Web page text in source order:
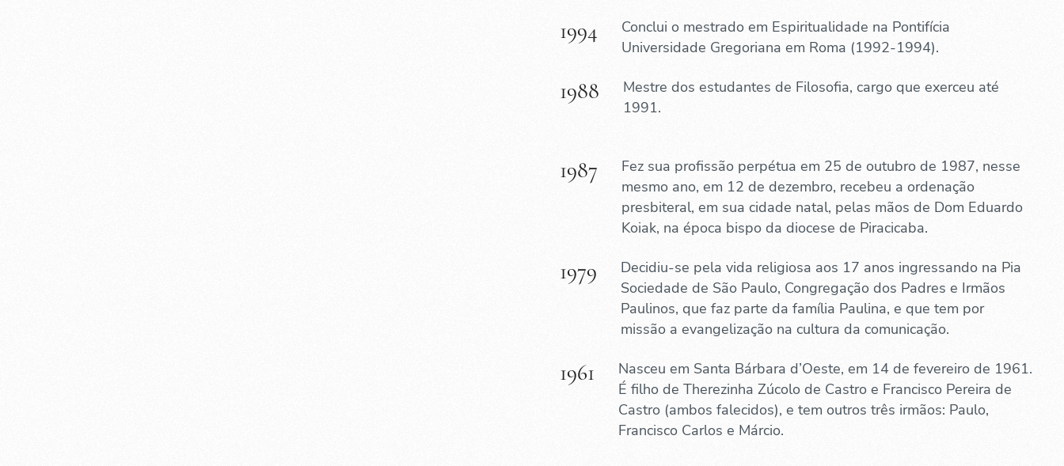
1994
Conclui o mestrado em Espiritualidade na Pontifícia
Universidade Gregoriana em Roma (1992-1994).
1988
Mestre dos estudantes de Filosofia, cargo que exerceu até
1991.
1987
Fez sua profissão perpétua em 25 de outubro de 1987, nesse
mesmo ano, em 12 de dezembro, recebeu a ordenação
presbiteral, em sua cidade natal, pelas mãos de Dom Eduardo
Koiak, na época bispo da diocese de Piracicaba.
1979
Decidiu-se pela vida religiosa aos 17 anos ingressando na Pia
Sociedade de São Paulo, Congregação dos Padres e Irmãos
Paulinos, que faz parte da família Paulina, e que tem por
missão a evangelização na cultura da comunicação.
1961
Nasceu em Santa Bárbara d’Oeste, em 14 de fevereiro de 1961.
É filho de Therezinha Zúcolo de Castro e Francisco Pereira de
Castro (ambos falecidos), e tem outros três irmãos: Paulo,
Francisco Carlos e Márcio.